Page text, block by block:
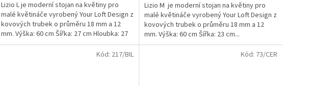
Lizio L je moderní stojan na květiny pro
malé květináče vyrobený Your Loft Design z
kovových trubek o průměru 18 mm a 12
mm. Výška: 60 cm Šířka: 27 cm Hloubka: 27
cm Maximální...
Lizio M je moderní stojan na květiny pro
malé květináče vyrobený Your Loft Design z
kovových trubek o průměru 18 mm a 12
mm. Výška: 60 cm Šířka: 23 cm...
Kód: 217/BIL Kód: 73/CER